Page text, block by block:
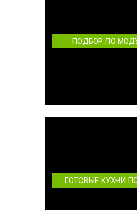
ПОДБОР ПО
ГОТОВЫЕ КУХНИ ПО